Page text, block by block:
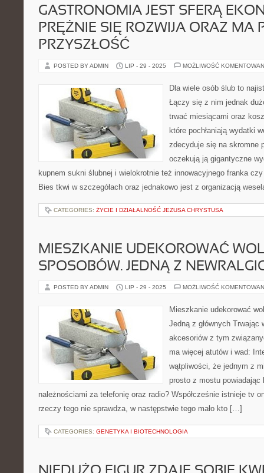
GASTRONOMIA JEST SFERĄ
PRĘŻNIE SIĘ ROZWIJA ORAZ MA
PRZYSZŁOŚĆ
POSTED BY ADMIN LIP - 29 - 2025 MOŻLIWOŚĆ
Dla wiele osób ślub to
Łączy się z nim jednak
trwać miesiącami oraz
które pochłaniają wydatki
zdecyduje się na skromne
oczekują ją gigantyczne
kupnem sukni ślubnej i wielokrotnie też innowacyjnego franka czy
Bies tkwi w szczegółach oraz jednakowo jest z organizacją
CATEGORIES: ŻYCIE I DZIAŁALNOŚĆ JEZUSA CHRYSTUSA
MIESZKANIE UDEKOROWAĆ
SPOSOBÓW. JEDNĄ Z
POSTED BY ADMIN LIP - 29 - 2025 MOŻLIWOŚĆ
Mieszkanie udekorować
Jedną z głównych
akcesoriów z tym
ma więcej atutów i wad:
wątpliwości, że jednym z
prosto z mostu powiadając
należnościami za telefonię oraz radio? Współcześnie istnieje tv
rzeczy tego nie sprawdza, w następstwie tego mało kto […]
CATEGORIES: GENETYKA I BIOTECHNOLOGIA